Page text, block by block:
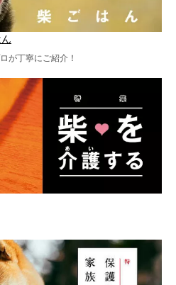
が丁寧にご紹介！